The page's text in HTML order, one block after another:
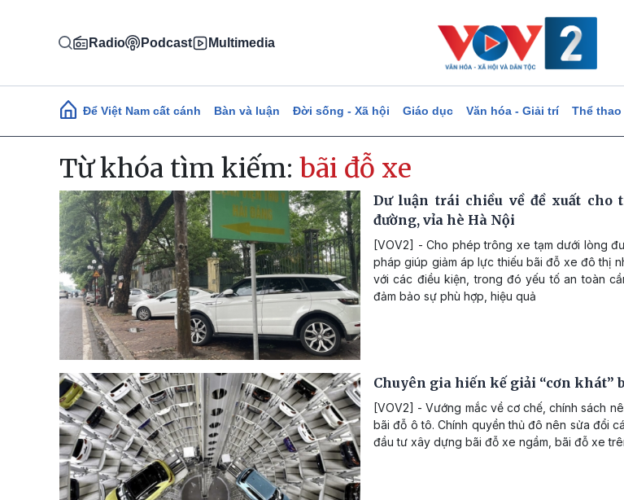
Radio Podcast Multimedia
Main navigation
Để Việt Nam cất cánh Bàn và luận Đời sống - Xã hội Giáo dục Văn hóa - Giải trí Thể thao
Từ khóa tìm kiếm: bãi đỗ xe
Dư luận trái chiều về đề xuất cho
đường, vỉa hè Hà Nội
[VOV2] - Cho phép trông xe tạm dưới lòng
pháp giúp giảm áp lực thiếu bãi đỗ xe đô thị
với các điều kiện, trong đó yếu tố an toàn
đảm bảo sự phù hợp, hiệu quả
Chuyên gia hiến kế giải “cơn khát”
[VOV2] - Vướng mắc về cơ chế, chính sách
bãi đỗ ô tô. Chính quyền thủ đô nên sửa đổi
đầu tư xây dựng bãi đỗ xe ngầm, bãi đỗ xe